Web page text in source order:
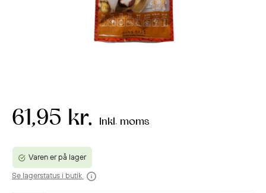
61,95 kr. Inkl. moms
Varen er på lager
Se lagerstatus i butik